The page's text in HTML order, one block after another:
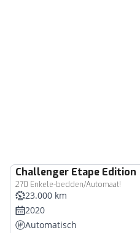
Challenger Etape Edition
270 Enkele-bedden/Automaat!
23.000 km
2020
Automatisch